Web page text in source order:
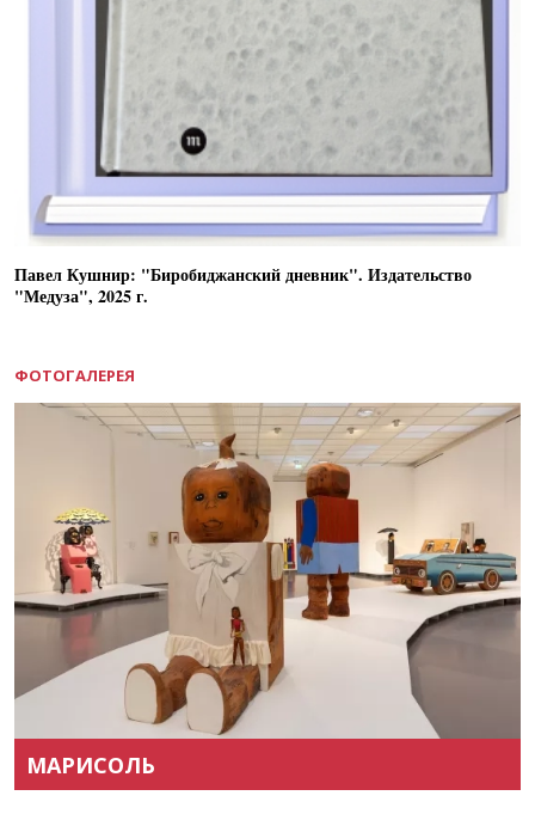
Павел Кушнир: "Биробиджанский дневник". Издательство
"Медуза", 2025 г.
ФОТОГАЛЕРЕЯ
МАРИСОЛЬ